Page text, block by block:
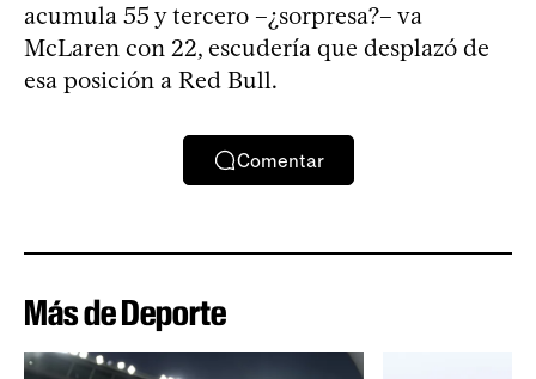
acumula 55 y tercero –¿sorpresa?– va
McLaren con 22, escudería que desplazó de
esa posición a Red Bull.
Comentar
Más de Deporte